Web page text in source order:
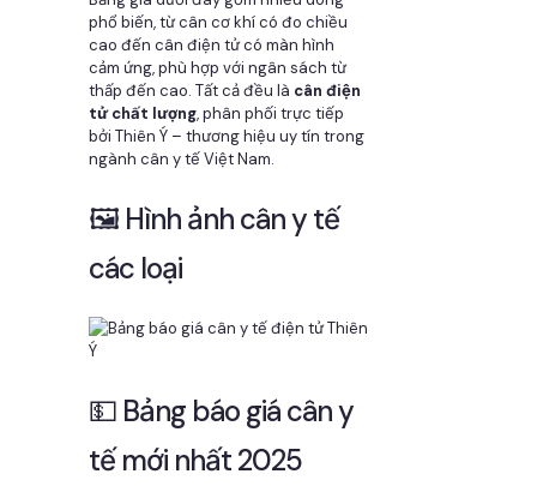
phổ biến, từ cân cơ khí có đo chiều
cao đến cân điện tử có màn hình
cảm ứng, phù hợp với ngân sách từ
thấp đến cao. Tất cả đều là cân điện
tử chất lượng, phân phối trực tiếp
bởi Thiên Ý – thương hiệu uy tín trong
ngành cân y tế Việt Nam.
🖼️ Hình ảnh cân y tế
các loại
💵 Bảng báo giá cân y
tế mới nhất 2025